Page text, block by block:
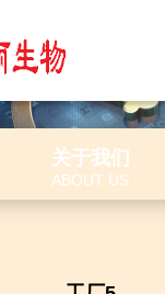
关于我们
ABOUT US